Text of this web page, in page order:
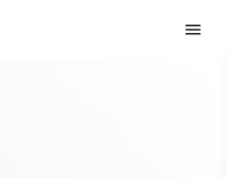
menu